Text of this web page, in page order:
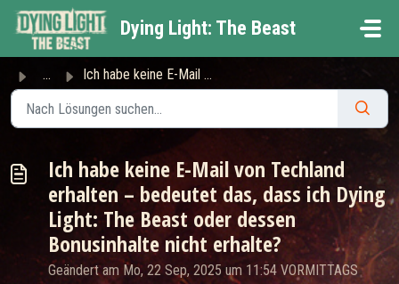
Zum hauptsächlichen Inhalt gehen
Dying Light: The Beast
... Ich habe keine E-Mail von Techland erhalten – bedeutet da...
Ich habe keine E-Mail von Techland
erhalten – bedeutet das, dass ich Dying
Light: The Beast oder dessen
Bonusinhalte nicht erhalte?
Geändert am Mo, 22 Sep, 2025 um 11:54 VORMITTAGS